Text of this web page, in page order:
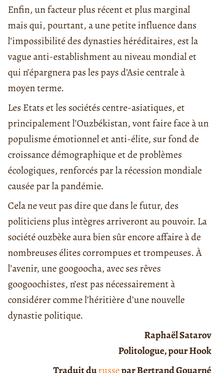
Enfin, un facteur plus récent et plus marginal
mais qui, pourtant, a une petite influence dans
l’impossibilité des dynasties héréditaires, est la
vague anti-establishment au niveau mondial et
qui n’épargnera pas les pays d’Asie centrale à
moyen terme.
Les Etats et les sociétés centre-asiatiques, et
principalement l’Ouzbékistan, vont faire face à un
populisme émotionnel et anti-élite, sur fond de
croissance démographique et de problèmes
écologiques, renforcés par la récession mondiale
causée par la pandémie.
Cela ne veut pas dire que dans le futur, des
politiciens plus intègres arriveront au pouvoir. La
société ouzbèke aura bien sûr encore affaire à de
nombreuses élites corrompues et trompeuses. À
l’avenir, une googoocha, avec ses rêves
googoochistes, n’est pas nécessairement à
considérer comme l’héritière d’une nouvelle
dynastie politique.
Raphaël Satarov
Politologue, pour Hook
Traduit durussepar Bertrand Gouarné